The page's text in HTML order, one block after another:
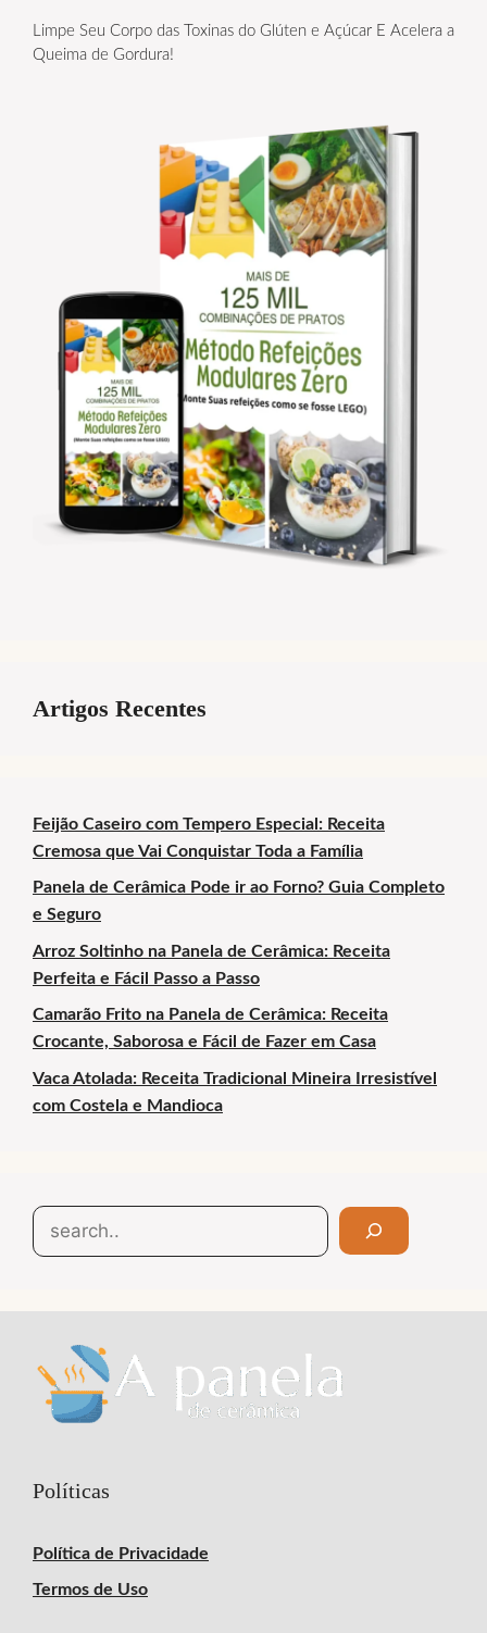
Limpe Seu Corpo das Toxinas do Glúten e Açúcar E Acelera a
Queima de Gordura!
Artigos Recentes
Feijão Caseiro com Tempero Especial: Receita
Cremosa que Vai Conquistar Toda a Família
Panela de Cerâmica Pode ir ao Forno? Guia Completo
e Seguro
Arroz Soltinho na Panela de Cerâmica: Receita
Perfeita e Fácil Passo a Passo
Camarão Frito na Panela de Cerâmica: Receita
Crocante, Saborosa e Fácil de Fazer em Casa
Vaca Atolada: Receita Tradicional Mineira Irresistível
com Costela e Mandioca
Search
Políticas
Política de Privacidade
Termos de Uso